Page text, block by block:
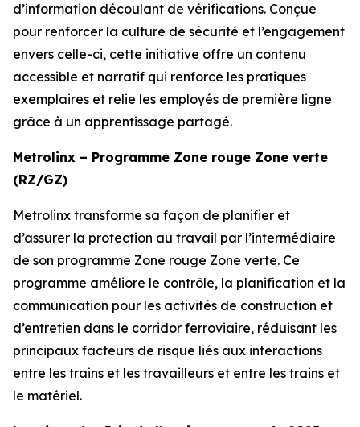
d’information découlant de vérifications. Conçue
pour renforcer la culture de sécurité et l’engagement
envers celle-ci, cette initiative offre un contenu
accessible et narratif qui renforce les pratiques
exemplaires et relie les employés de première ligne
grâce à un apprentissage partagé.
Metrolinx – Programme Zone rouge Zone verte
(RZ/GZ)
Metrolinx transforme sa façon de planifier et
d’assurer la protection au travail par l’intermédiaire
de son programme Zone rouge Zone verte. Ce
programme améliore le contrôle, la planification et la
communication pour les activités de construction et
d’entretien dans le corridor ferroviaire, réduisant les
principaux facteurs de risque liés aux interactions
entre les trains et les travailleurs et entre les trains et
le matériel.